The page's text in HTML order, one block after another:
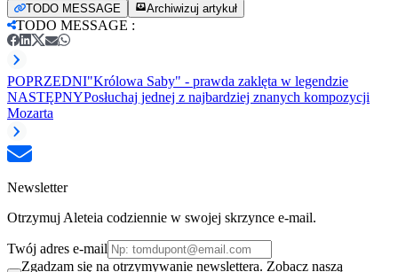
TODO MESSAGE Archiwizuj artykuł
TODO MESSAGE :
POPRZEDNI"Królowa Saby" - prawda zaklęta w legendzie
NASTĘPNYPosłuchaj jednej z najbardziej znanych kompozycji
Mozarta
Newsletter
Otrzymuj Aleteia codziennie w swojej skrzynce e-mail.
Twój adres e-mail
Zgadzam się na otrzymywanie newslettera. Zobacz naszą